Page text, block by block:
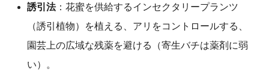
誘引法：花蜜を供給するインセクタリープランツ
（誘引植物）を植える、アリをコントロールする、
園芸上の広域な残薬を避ける（寄生バチは薬剤に弱
い）。